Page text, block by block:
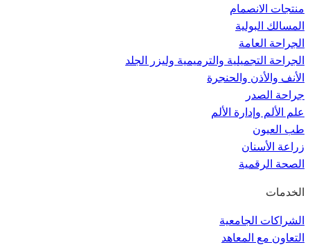
منتجات الانصمام
المسالك البولية
الجراحة العامة
الجراحة التجميلية والترميمية وليزر الجلد
الأنف والأذن والحنجرة
جراحة الصدر
علم الألم وإدارة الألم
طب العيون
زراعة الأسنان
الصحة الرقمية
الخدمات
الشراكات الجامعية
التعاون مع المعاهد